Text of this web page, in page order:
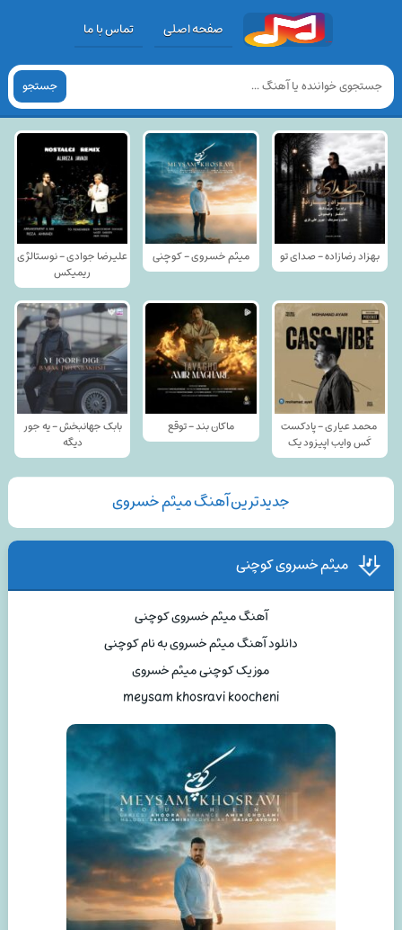
صفحه اصلی تماس با ما
جستجو
بهزاد رضازاده - صدای تو میثم خسروی - کوچنی
علیرضا جوادی - نوستالژی
ریمیکس
محمد عیاری - پادکست
کَس وایب اپیزود یک
ماکان بند - توقع
بابک جهانبخش - یه جور
دیگه
جدیدترین آهنگ میثم خسروی
میثم خسروی کوچنی
آهنگ میثم خسروی کوچنی
دانلود آهنگ میثم خسروی به نام کوچنی
موزیک کوچنی میثم خسروی
meysam khosravi koocheni